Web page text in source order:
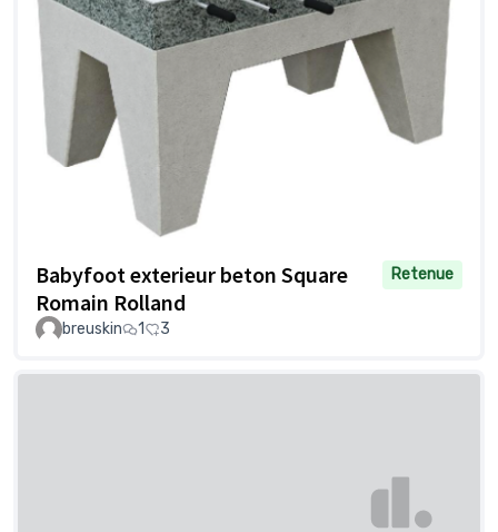
Babyfoot exterieur beton Square
Romain Rolland
Retenue
breuskin 1 3